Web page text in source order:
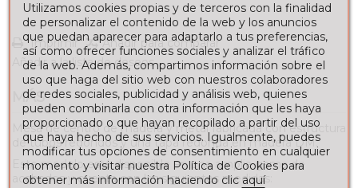
Imprimir
Añadir para comparar
Añadir a la lista de deseos
MÁS
Mesa de centro de madera y metal fabricada con estructura
de tubos redondos y una tapa redonda en madera DM.
Este modelo está disponible en una amplia gama de
acabados y cuenta con las siguientes medidas:
Utilizamos cookies propias y de terceros con la finalidad
de personalizar el contenido de la web y los anuncios
que puedan aparecer para adaptarlo a tus preferencias,
así como ofrecer funciones sociales y analizar el tráfico
de la web. Además, compartimos información sobre el
uso que haga del sitio web con nuestros colaboradores
de redes sociales, publicidad y análisis web, quienes
pueden combinarla con otra información que les haya
proporcionado o que hayan recopilado a partir del uso
que haya hecho de sus servicios. Igualmente, puedes
modificar tus opciones de consentimiento en cualquier
momento y visitar nuestra Política de Cookies para
obtener más información haciendo clic aquí